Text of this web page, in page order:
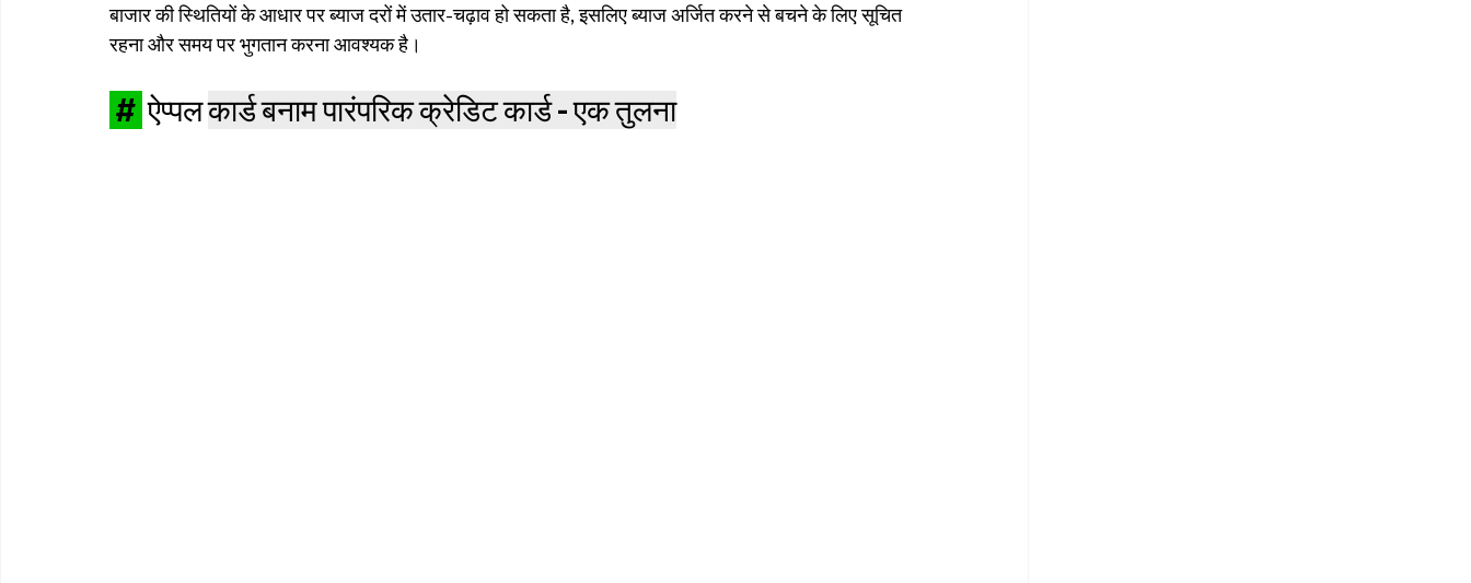
बाजार की स्थितियों के आधार पर ब्याज दरों में उतार-चढ़ाव हो सकता है, इसलिए ब्याज अर्जित करने से बचने के लिए सूचित
रहना और समय पर भुगतान करना आवश्यक है।
# ऐप्पल कार्ड बनाम पारंपरिक क्रेडिट कार्ड - एक तुलना